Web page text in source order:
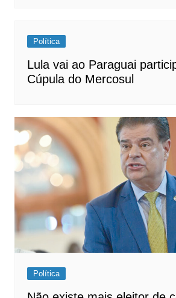
Política
Lula vai ao Paraguai
Cúpula do Mercosul
Política